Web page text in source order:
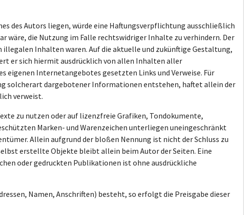
des Autors liegen, würde eine Haftungsverpflichtung ausschließlich
wäre, die Nutzung im Falle rechtswidriger Inhalte zu verhindern. Der
Inhalten waren. Auf die aktuelle und zukünftige Gestaltung,
er sich hiermit ausdrücklich von allen Inhalten aller
eigenen Internetangebotes gesetzten Links und Verweise. Für
solcherart dargebotener Informationen entstehen, haftet allein der
verweist.
zu nutzen oder auf lizenzfreie Grafiken, Tondokumente,
Marken- und Warenzeichen unterliegen uneingeschränkt
Allein aufgrund der bloßen Nennung ist nicht der Schluss zu
erstellte Objekte bleibt allein beim Autor der Seiten. Eine
oder gedruckten Publikationen ist ohne ausdrückliche
Namen, Anschriften) besteht, so erfolgt die Preisgabe dieser